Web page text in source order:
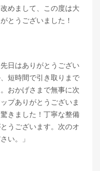
めまして、この度は大
とうございました！
日はありがとうござい
短時間で引き取りまで
おかげさまで無事に次
プありがとうございま
きました！丁寧な整備
うございます。次のオ
い。」